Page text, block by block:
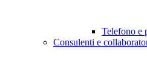
Telefono e
Consulenti e